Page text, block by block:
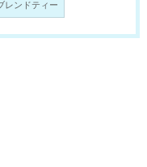
レンドティー